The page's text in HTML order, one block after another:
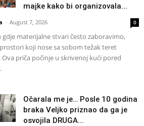
majke kako bi organizovala...
- August 7, 2026 0
gdje materijalne stvari često zaboravimo,
koji nose sa sobom težak teret
Ova priča počinje u skrivenoj kući pored
Očarala me je… Posle 10 godina
braka Veljko priznao da ga je
osvojila DRUGA...